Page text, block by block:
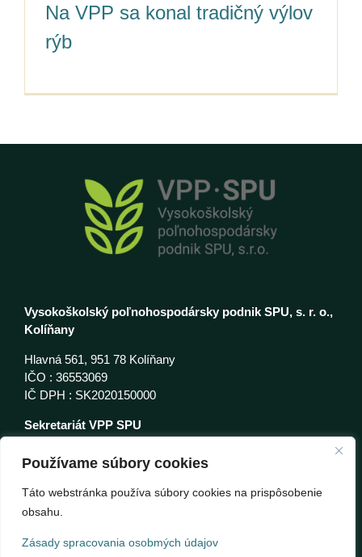
Používame súbory cookies
Táto webstránka používa súbory cookies na prispôsobenie
obsahu.
Zásady spracovania osobmých údajov
Na VPP sa konal tradičný výlov
rýb
Vysokoškolský poľnohospodársky podnik SPU, s. r. o.,
Kolíňany
Hlavná 561, 951 78 Kolíňany
IČO : 36553069
IČ DPH : SK2020150000
Sekretariát VPP SPU
tel: 037 6316314
Zásady spracovania osobmých údajov